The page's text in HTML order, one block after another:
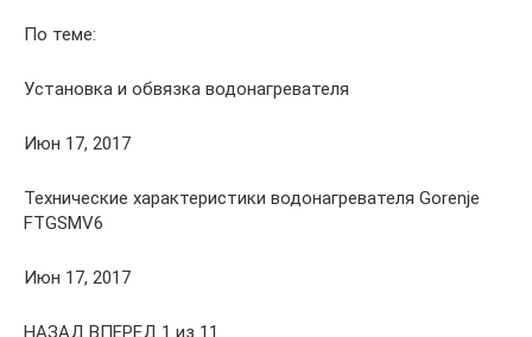
По теме:
Установка и обвязка водонагревателя
Июн 17, 2017
Технические характеристики водонагревателя Gorenje
FTGSMV6
Июн 17, 2017
НАЗАД ВПЕРЕД 1 из 11